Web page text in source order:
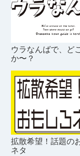
ウラなんばで、ど
か〜？
拡散希望！話題の
ネタ